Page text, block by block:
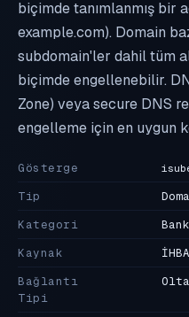
biçimde tanımlanmış bir
example.com). Domain
subdomain'ler dahil tüm
biçimde engellenebilir.
Zone) veya secure DNS
engelleme için en uygun
Gösterge
Tip
Kategori
Kaynak
Bağlantı
Tipi